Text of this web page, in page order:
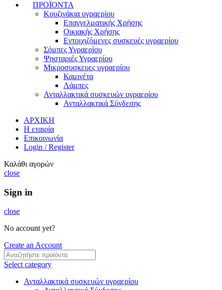
ΠΡΟΪΟΝΤΑ
Κουζινάκια υγραερίου
Επαγγελματικής Χρήσης
Οικιακής Χρήσης
Εντοιχιζόμενες συσκευές υγραερίου
Σόμπες Υγραερίου
Ψησταριές Υγραερίου
Μικροσυσκευες υγραερίου
Καμινέτα
Λάμπες
Ανταλλακτικά συσκευών υγραερίου
Ανταλλακτικά Σύνδεσης
ΑΡΧΙΚΗ
Η εταιρία
Επικοινωνία
Login / Register
Καλάθι αγορών
close
Sign in
close
No account yet?
Create an Account
Select category
Ανταλλακτικά συσκευών υγραερίου